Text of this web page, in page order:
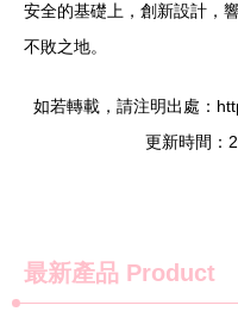
安全的基礎上，創新設計，
不敗之地。
如若轉載，請注明出處：
更新時間：
最新產品 Product